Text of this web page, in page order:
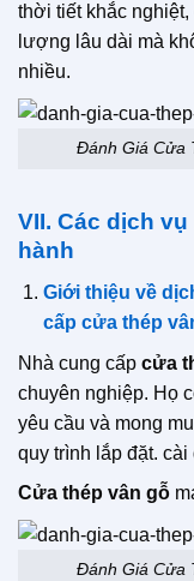
thời tiết khắc
lượng lâu dài mà
nhiều.
Đánh Giá Cửa
VII. Các dịch
hành
Giới thiệu về
cấp cửa thép
Nhà cung cấp cửa
chuyên nghiệp. Họ
yêu cầu và mong
quy trình lắp đặt. cài
Cửa thép vân gỗ
Đánh Giá Cửa